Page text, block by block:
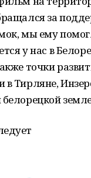
за
мы ему
у нас в
точки
Тирляне,